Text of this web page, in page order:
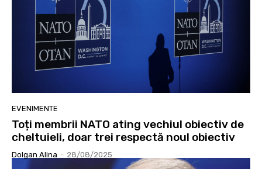
EVENIMENTE
Toți membrii NATO ating vechiul obiectiv de
cheltuieli, doar trei respectă noul obiectiv
Dolgan Alina - 28/08/2025